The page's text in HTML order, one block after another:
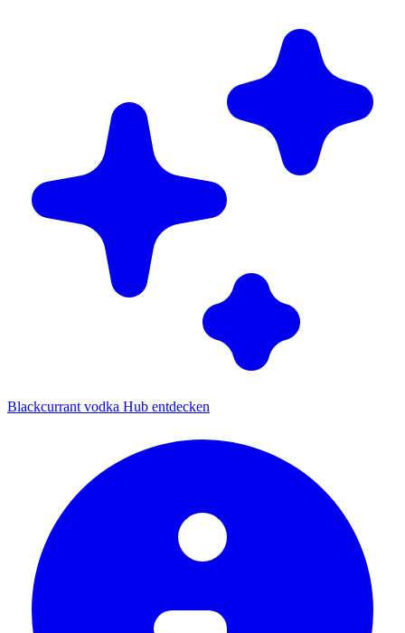
Blackcurrant vodka Hub entdecken